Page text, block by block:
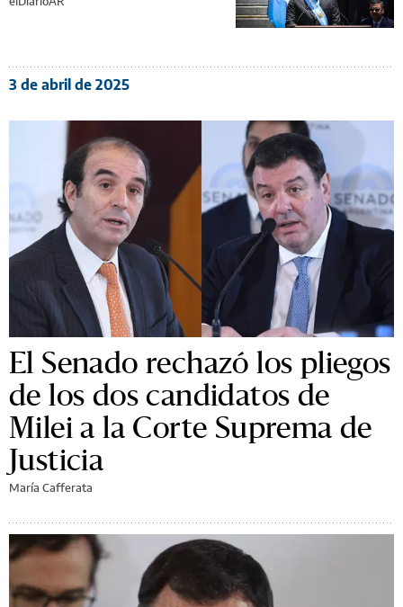
3 de abril de 2025
El Senado rechazó los pliegos
de los dos candidatos de
Milei a la Corte Suprema de
Justicia
María Cafferata